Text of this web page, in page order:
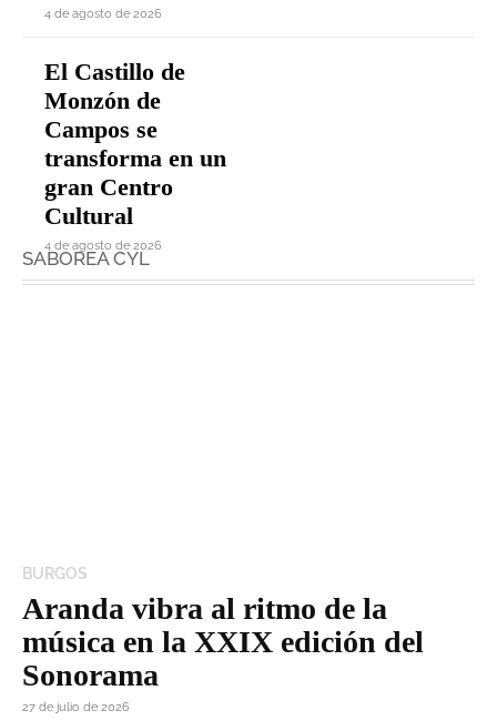
4 de agosto de 2026
El Castillo de
Monzón de
Campos se
transforma en un
gran Centro
Cultural
4 de agosto de 2026
SABOREA CYL
BURGOS
Aranda vibra al ritmo de la
música en la XXIX edición del
Sonorama
27 de julio de 2026